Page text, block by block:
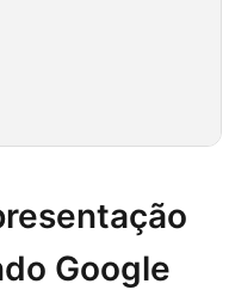
Google